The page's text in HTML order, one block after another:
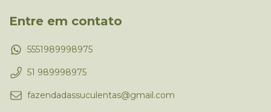
Entre em contato
5551989998975
51 989998975
fazendadassuculentas@gmail.com